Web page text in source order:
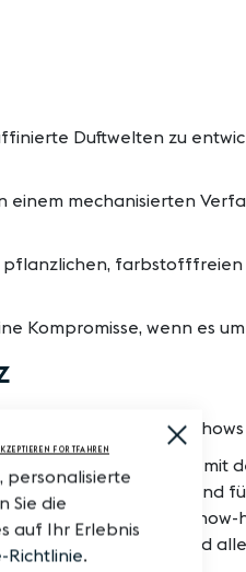
Close
Bar
personalisierte
Sie die
auf Ihr Erlebnis
Richtlinie.
FORTFAHREN
Duftwelten zu
einem mechanisierten
pflanzlichen,
Kompromisse, wenn es
französischen Know-
französischen Stil, die mit
Staat eingeführte und
und industriellem Know-
Unternehmens und